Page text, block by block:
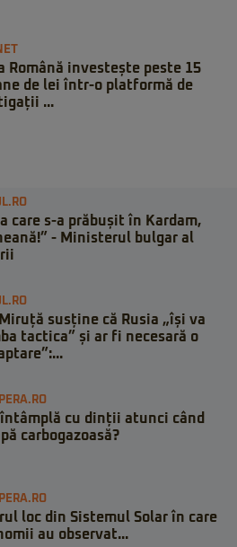
Română investește peste 15
de lei într-o platformă de
...
care s-a prăbușit în Kardam,
- Ministerul bulgar al
Miruță susține că Rusia „își va
tactica” și ar fi necesară o
întâmplă cu dinții atunci când
carbogazoasă?
loc din Sistemul Solar în care
au observat...